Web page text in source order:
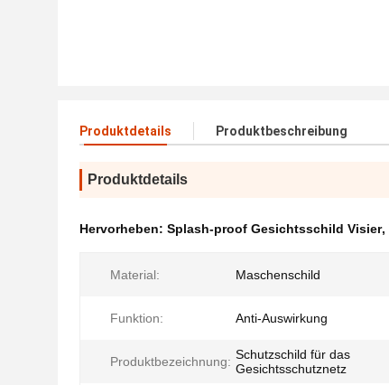
Produktdetails Produktbeschreibung
Produktdetails
Hervorheben: Splash-proof Gesichtsschild Visier,
Material: Maschenschild
Funktion: Anti-Auswirkung
Produktbezeichnung: Schutzschild für das
Gesichtsschutznetz